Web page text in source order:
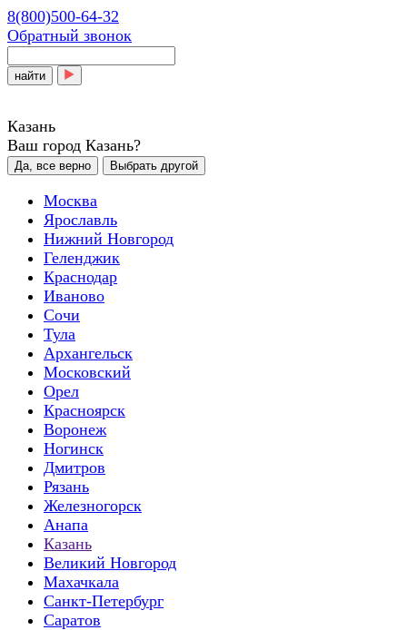
8(800)500-64-32
Обратный звонок
найти
Казань
Ваш город Казань?
Да, все верно Выбрать другой
Москва
Ярославль
Нижний Новгород
Геленджик
Краснодар
Иваново
Сочи
Тула
Архангельск
Московский
Орел
Красноярск
Воронеж
Ногинск
Дмитров
Рязань
Железногорск
Анапа
Казань
Великий Новгород
Махачкала
Санкт-Петербург
Саратов